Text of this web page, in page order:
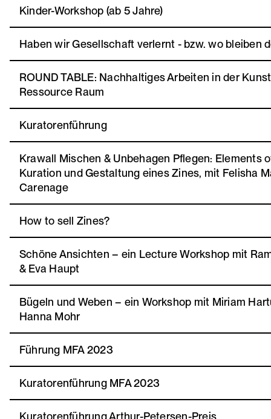
Kinder-Workshop (ab 5 Jahre)
Haben wir Gesellschaft verlernt - bzw. wo bleiben
ROUND TABLE: Nachhaltiges Arbeiten in der
Ressource Raum
Kuratorenführung
Krawall Mischen & Unbehagen Pflegen: Elements
Kuration und Gestaltung eines Zines, mit Felisha
Carenage
How to sell Zines?
Schöne Ansichten – ein Lecture Workshop mit
& Eva Haupt
Bügeln und Weben – ein Workshop mit Miriam
Hanna Mohr
Führung MFA 2023
Kuratorenführung MFA 2023
Kuratorenführung Arthur-Petersen-Preis